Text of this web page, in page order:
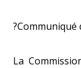
?Communiqué
La